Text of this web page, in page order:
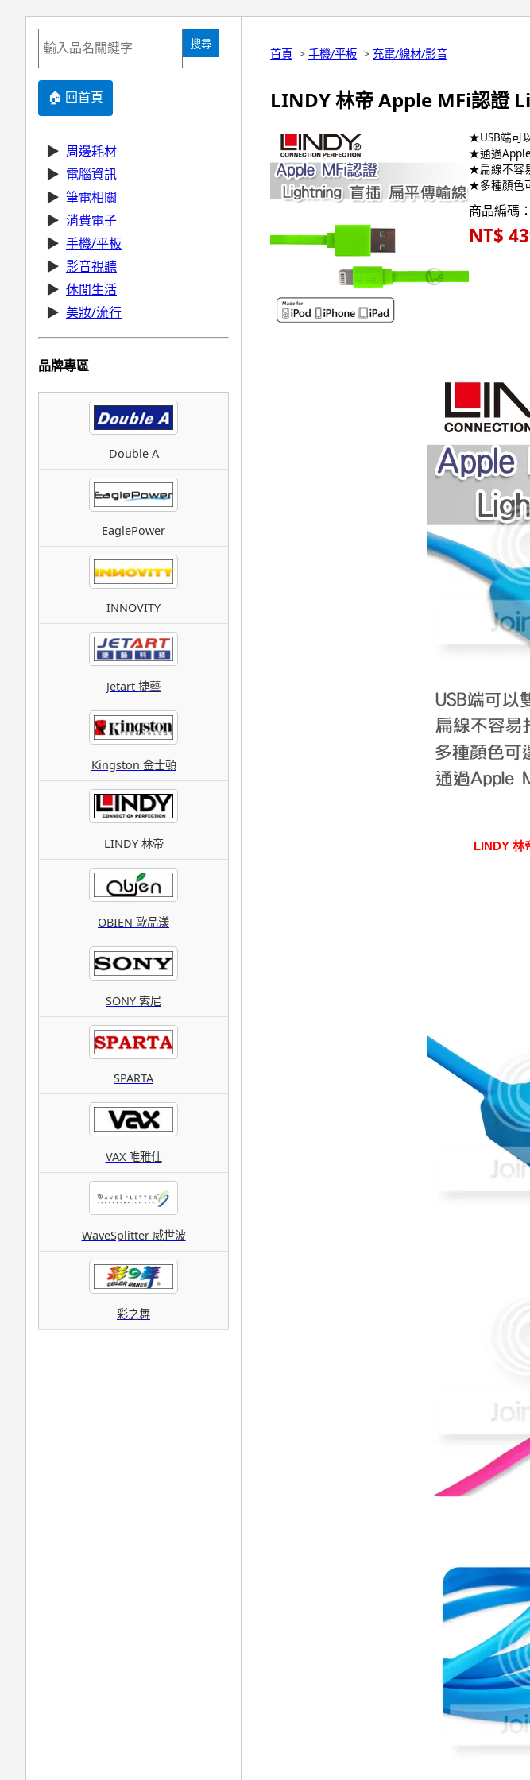
搜尋
🏠 回首頁
▶ 周邊耗材
▶ 電腦資訊
▶ 筆電相關
▶ 消費電子
▶ 手機/平板
▶ 影音視聽
▶ 休閒生活
▶ 美妝/流行
品牌專區
Double A
EaglePower
INNOVITY
Jetart 捷藝
Kingston 金士頓
LINDY 林帝
OBIEN 歐品漾
SONY 索尼
SPARTA
VAX 唯雅仕
WaveSplitter 威世波
彩之舞
首頁 > 手機/平板 > 充電/線材/影音
LINDY 林帝 Apple MFi認證
★USB端可
★通過
★扁線不容
★多種顏色
商品編碼
NT$
LINDY 林